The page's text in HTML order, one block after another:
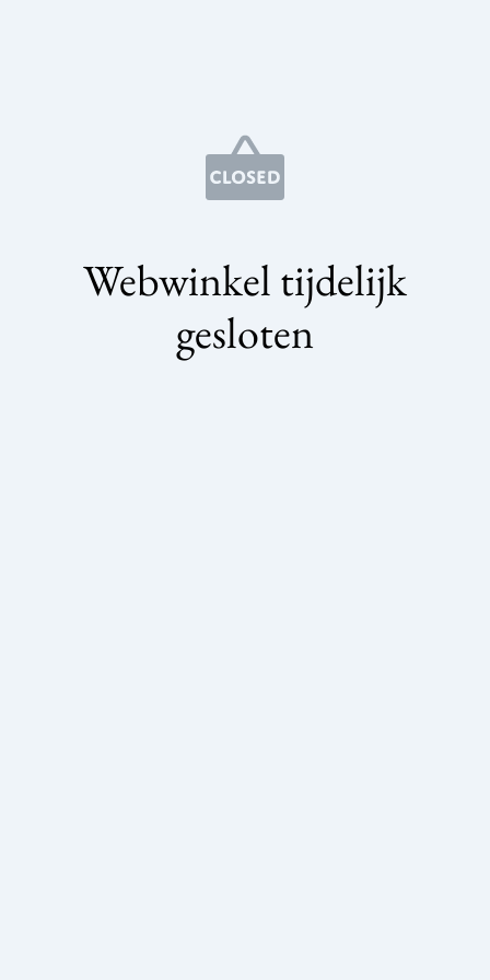
Webwinkel tijdelijk
gesloten